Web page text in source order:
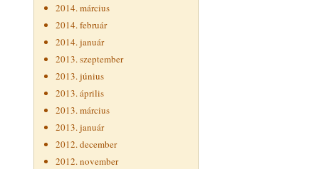
2014. március
2014. február
2014. január
2013. szeptember
2013. június
2013. április
2013. március
2013. január
2012. december
2012. november